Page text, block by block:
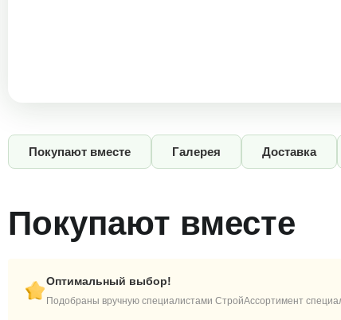
Покупают вместе Галерея Доставка
Покупают вместе
Оптимальный выбор!
Подобраны вручную специалистами СтройАссортимент